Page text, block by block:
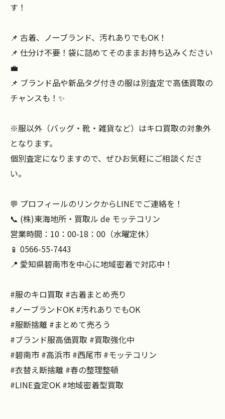
す！
📌 古着、ノーブランド、汚れありでもOK！
📌 仕分け不要！袋に詰めてそのままお持ち込みください
💼
📌 ブランド品や新品タグ付きの服は別査定で高価買取の
チャンスも！✨
※服以外（バッグ・靴・雑貨など）はキロ買取の対象外
となります。
個別査定になりますので、ぜひお気軽にご相談くださ
い。
💬 プロフィールのリンクからLINEでご連絡を！
📞 (株)東海地所・買取ル de モッテコリン
営業時間：10：00-18：00（水曜定休）
📱 0566-55-7443
📍 愛知県碧南市を中心に地域密着で対応中！
#服のキロ買取 #古着まとめ売り
#ノーブランドOK #汚れありでもOK
#服断捨離 #まとめて売ろう
#ブランド服高価買取 #買取強化中
#碧南市 #高浜市 #西尾市 #モッテコリン
#衣替え断捨離 #春の整理整頓
#LINE査定OK #地域密着型買取